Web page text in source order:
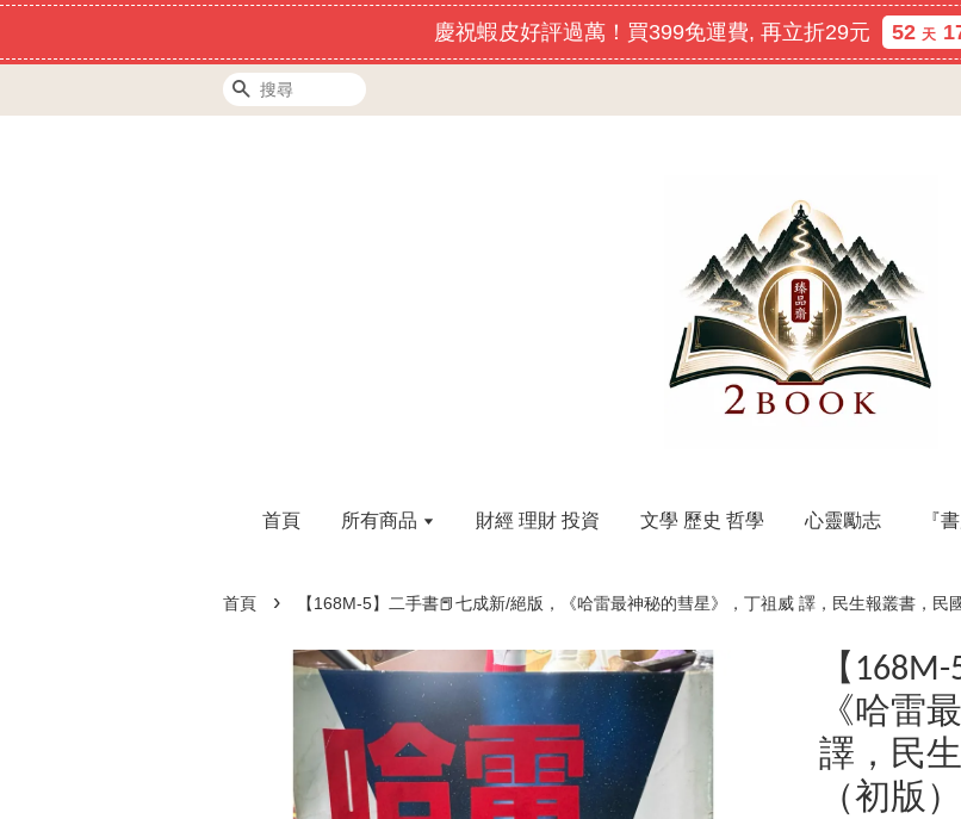
慶祝蝦皮好評過萬！買399免運費, 再立折29元 52 天
搜尋
首頁 所有商品 財經 理財 投資 文學 歷史 哲學 心靈勵志 『
首頁 › 【168M-5】二手書📕七成新/絕版，《哈雷最神秘的彗星》，丁祖威 譯，民生報叢書，民
【
《哈雷
譯，民
（初版